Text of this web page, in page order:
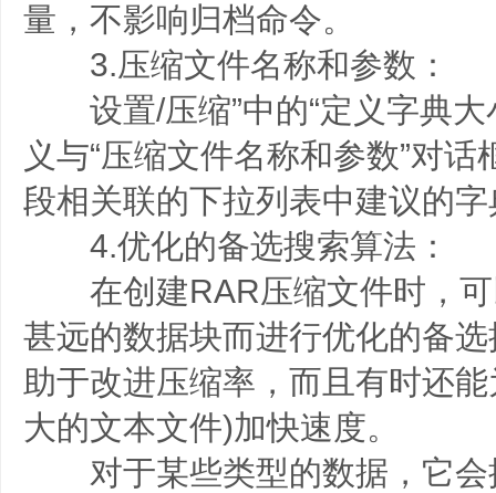
量，不影响归档命令。
3.压缩文件名称和参数：
设置/压缩”中的“定义字典大
义与“压缩文件名称和参数”对话
段相关联的下拉列表中建议的
4.优化的备选搜索算法：
在创建RAR压缩文件时，可
甚远的数据块而进行优化的备
助于改进压缩率，而且有时还
大的文本文件)加快速度。
对于某些类型的数据，它会